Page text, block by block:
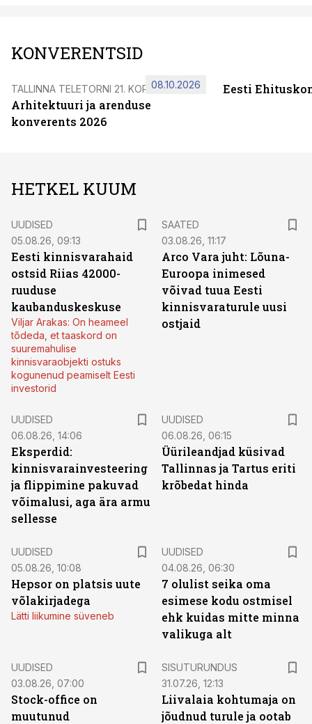
KONVERENTSID
TALLINNA TELETORNI 21. KORRUSEL
Arhitektuuri ja arenduse
konverents 2026
08.10.2026 Eesti
HETKEL KUUM
UUDISED
05.08.26, 09:13
Eesti kinnisvarahaid
ostsid Riias 42000-
ruuduse
kaubanduskeskuse
Viljar Arakas: On heameel
tõdeda, et taaskord on
suuremahulise
kinnisvaraobjekti ostuks
kogunenud peamiselt Eesti
investorid
SAATED
03.08.26, 11:17
Arco Vara juht: Lõuna-
Euroopa inimesed
võivad tuua Eesti
kinnisvaraturule uusi
ostjaid
UUDISED
06.08.26, 14:06
Eksperdid:
kinnisvarainvesteering
ja flippimine pakuvad
võimalusi, aga ära armu
sellesse
UUDISED
06.08.26, 06:15
Üürileandjad küsivad
Tallinnas ja Tartus eriti
krõbedat hinda
UUDISED
05.08.26, 10:08
Hepsor on platsis uute
võlakirjadega
Lätti liikumine süveneb
UUDISED
04.08.26, 06:30
7 olulist seika oma
esimese kodu ostmisel
ehk kuidas mitte minna
valikuga alt
UUDISED
03.08.26, 07:00
Stock-office on
muutunud
SISUTURUNDUS
31.07.26, 12:13
Liivalaia kohtumaja on
jõudnud turule ja ootab